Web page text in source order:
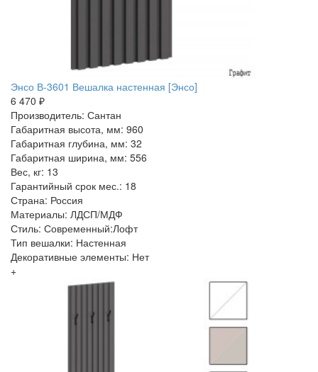
Энсо В-3601 Вешалка настенная [Энсо]
6 470 ₽
Производитель: Сантан
Габаритная высота, мм: 960
Габаритная глубина, мм: 32
Габаритная ширина, мм: 556
Вес, кг: 13
Гарантийный срок мес.: 18
Страна: Россия
Материалы: ЛДСП/МДФ
Стиль: Современный:Лофт
Тип вешалки: Настенная
Декоративные элементы: Нет
+